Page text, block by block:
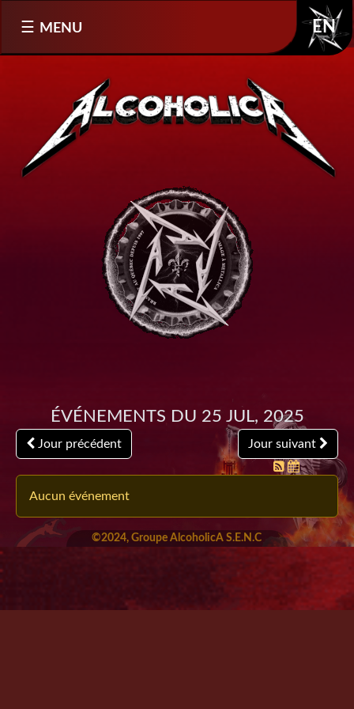
Événements du 25 Jul, 2025
Jour précédent Jour suivant
Aucun événement
©2024, Groupe AlcoholicA S.E.N.C
EN
MENU